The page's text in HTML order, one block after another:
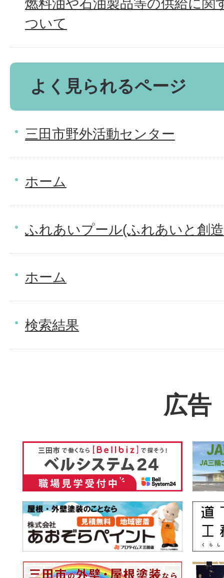
ついて
よく見られるページ
三田市野外活動センター
ホーム
ふれあいプール(ふれあいと創
ホーム
検索結果
広告